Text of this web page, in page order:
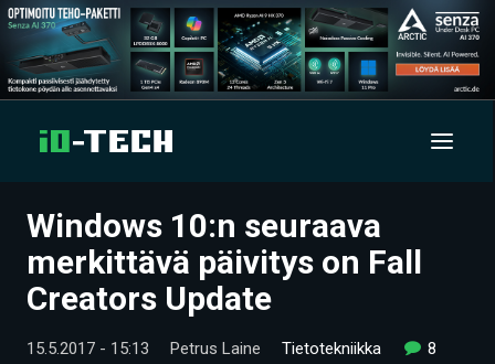
UUTISET
ARTIKKELIT
VIDEOT
Windows 10:n seuraava
merkittävä päivitys on Fall
Creators Update
15.5.2017 - 15:13 Petrus Laine Tietotekniikka 8